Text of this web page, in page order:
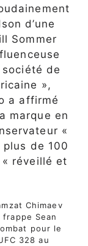
d’une
Sommer
de
»,
a affirmé
marque en
«
de 100
réveillé et
Chimaev
Sean
pour le
328 au